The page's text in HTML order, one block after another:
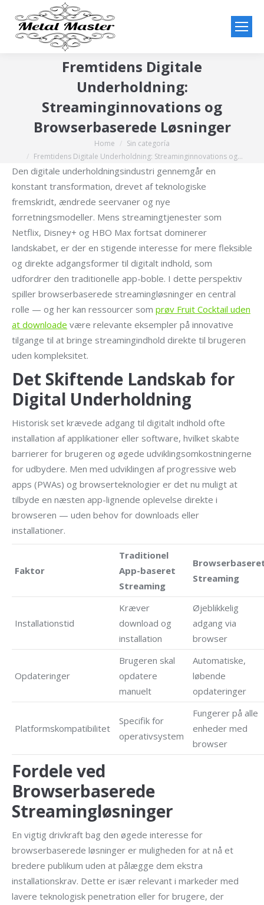
Fremtidens Digitale
Underholdning:
Streaminginnovations og
Browserbaserede Løsninger
Home
Sin categoría
Fremtidens Digitale Underholdning: Streaminginnovations og…
Den digitale underholdningsindustri gennemgår en
konstant transformation, drevet af teknologiske
fremskridt, ændrede seervaner og nye
forretningsmodeller. Mens streamingtjenester som
Netflix, Disney+ og HBO Max fortsat dominerer
landskabet, er der en stigende interesse for mere fleksible
og direkte adgangsformer til digitalt indhold, som
udfordrer den traditionelle app-boble. I dette perspektiv
spiller browserbaserede streamingløsninger en central
rolle — og her kan ressourcer som prøv Fruit Cocktail uden
at downloade være relevante eksempler på innovative
tilgange til at bringe streamingindhold direkte til brugeren
uden kompleksitet.
Det Skiftende Landskab for
Digital Underholdning
Historisk set krævede adgang til digitalt indhold ofte
installation af applikationer eller software, hvilket skabte
barrierer for brugeren og øgede udviklingsomkostningerne
for udbydere. Men med udviklingen af progressive web
apps (PWAs) og browserteknologier er det nu muligt at
tilbyde en næsten app-lignende oplevelse direkte i
browseren — uden behov for downloads eller
installationer.
Faktor
Traditionel
App-baseret
Streaming
Streaming
Installationstid
Kræver
download og
installation
Øjeblikkelig
adgang via
browser
Opdateringer
Brugeren skal
opdatere
manuelt
Automatiske,
løbende
opdateringer
Platformskompatibilitet
Specifik for
operativsystem
Fungerer på alle
enheder med
browser
Fordele ved
Browserbaserede
Streamingløsninger
En vigtig drivkraft bag den øgede interesse for
browserbaserede løsninger er muligheden for at nå et
bredere publikum uden at pålægge dem ekstra
installationskrav. Dette er især relevant i markeder med
lavere teknologisk penetration eller for brugere, der